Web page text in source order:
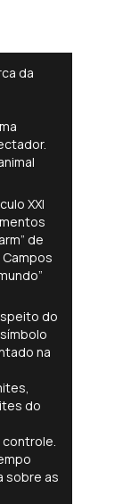
da
XXI
de
Campos
do
na
do
sobre as